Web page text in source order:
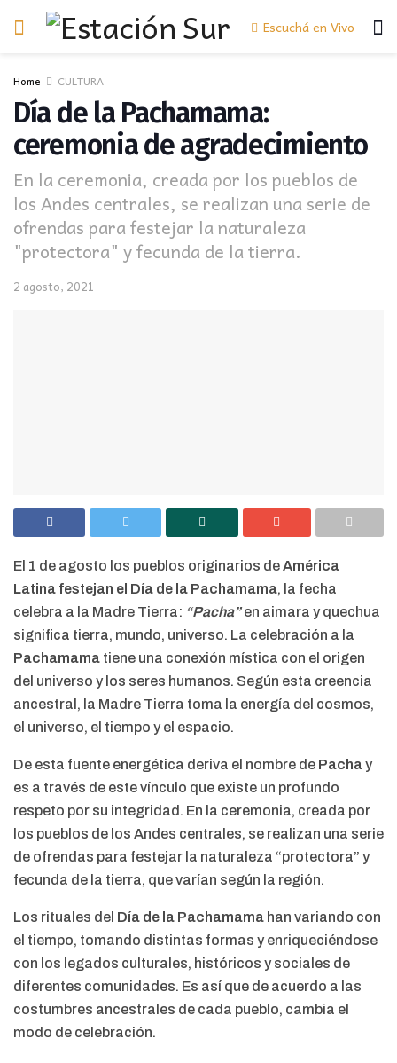
Escuchá en Vivo
Home CULTURA
Día de la Pachamama:
ceremonia de agradecimiento
En la ceremonia, creada por los pueblos de
los Andes centrales, se realizan una serie de
ofrendas para festejar la naturaleza
"protectora" y fecunda de la tierra.
2 agosto, 2021
El 1 de agosto los pueblos originarios deAmérica
Latina festejan el Día de la Pachamama, la fecha
celebra a la Madre Tierra: “Pacha”en aimara y quechua
significa tierra, mundo, universo. La celebración a la
Pachamama tiene una conexión mística con el origen
del universo y los seres humanos. Según esta creencia
ancestral, la Madre Tierra toma la energía del cosmos,
el universo, el tiempo y el espacio.
De esta fuente energética deriva el nombre de Pachay
es a través de este vínculo que existe un profundo
respeto por su integridad. En la ceremonia, creada por
los pueblos de los Andes centrales, se realizan una serie
de ofrendas para festejar la naturaleza “protectora” y
fecunda de la tierra, que varían según la región.
Los rituales del Día de la Pachamama han variando con
el tiempo, tomando distintas formas y enriqueciéndose
con los legados culturales, históricos y sociales de
diferentes comunidades. Es así que de acuerdo a las
costumbres ancestrales de cada pueblo, cambia el
modo de celebración.